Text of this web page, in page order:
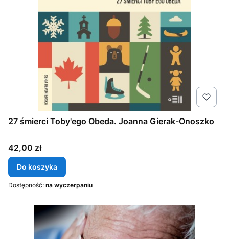
27 śmierci Toby'ego Obeda. Joanna Gierak-Onoszko
Cena
42,00 zł
Do koszyka
Dostępność: na wyczerpaniu